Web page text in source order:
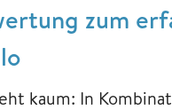
zum
kaum: In